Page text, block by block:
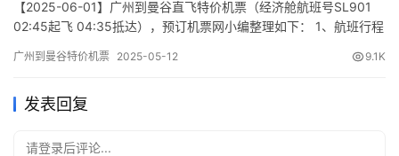
【2025-06-01】广州到曼谷直飞特价机票（经济舱航班号SL901
02:45起飞 04:35抵达），预订机票网小编整理如下： 1、航班行程
(Departure/Arrival) (Flight) (class) (Departure Time) (Arrival
广州到曼谷特价机票 2025-05-12 9.1K
发表回复
请登录后评论...